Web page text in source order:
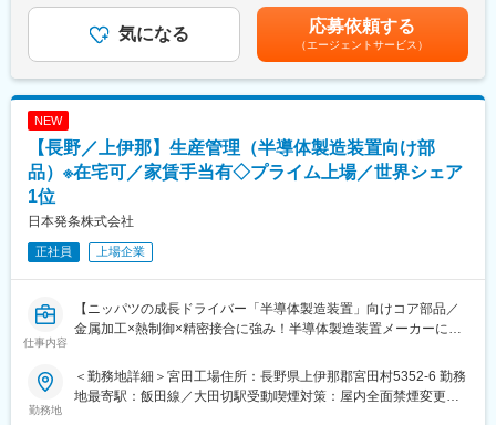
といったの不安定さはありません！
また案件が完了後も数年後には後継機の案件が入るため、長くお
客様とはお付き合いがございます。
な受注をいただいています。
お客様のご要望に合わせ、お持ちの知識と技術を活かす！または
入社してから培う技術を活かすことで、まだこの世に無い電源装
変更の範囲：会社の定める業務
・電気回路設計、部品選定
・レイアウト検討
・試作品の評価
徐々にできる工程を増やしゆくゆくは1案件の担当を担っていただ
きます。
7：50 出社
8：20 始業（メール確認、書類作業、お客様とのWEB会議）
17：15 終業・帰宅
ご入社後新入社員の方向けの研修や勉強会がありますので、そち
らに参加いただき学んでいただきます。
実務は実際に機種担当の元で聞きながら出来る業務を増やしてい
績）■昇給：年1回（4月）：4.0％~5.0%（2023年~2025年実績）
賃金はあくまでも目安の金額であり、選考を通じて上下する可能
性があります。月給(月額)は固定手当を含めた表記です。
気になる 応募依頼する
（エージェントサービス）
NEW
【長野／上伊那】生産管理（半導体製造装置向け部
品）※在宅可／家賃手当有◇プライム上場／世界シェア
1位
日本発条株式会社
正社員 上場企業
仕事内容
【ニッパツの成長ドライバー「半導体製造装置」向けコア部品／
金属加工×熱制御×精密接合に強み！半導体製造装置メーカーに任
■募集背景
宮田工場では、半導体製造装置の均一な加熱や冷却を可能にする
勤務地
＜勤務地詳細＞宮田工場住所：長野県上伊那郡宮田村5352-6 勤務
地最寄駅：飯田線／大田切駅受動喫煙対策：屋内全面禁煙変更の